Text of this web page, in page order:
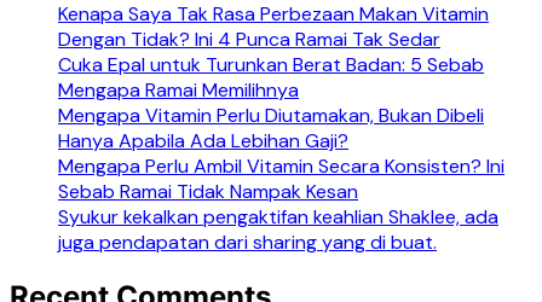
Kenapa Saya Tak Rasa Perbezaan Makan Vitamin
Dengan Tidak? Ini 4 Punca Ramai Tak Sedar
Cuka Epal untuk Turunkan Berat Badan: 5 Sebab
Mengapa Ramai Memilihnya
Mengapa Vitamin Perlu Diutamakan, Bukan Dibeli
Hanya Apabila Ada Lebihan Gaji?
Mengapa Perlu Ambil Vitamin Secara Konsisten? Ini
Sebab Ramai Tidak Nampak Kesan
Syukur kekalkan pengaktifan keahlian Shaklee, ada
juga pendapatan dari sharing yang di buat.